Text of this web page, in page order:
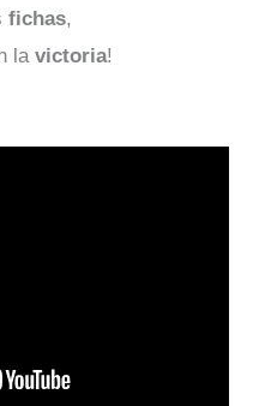
fichas,
la victoria!